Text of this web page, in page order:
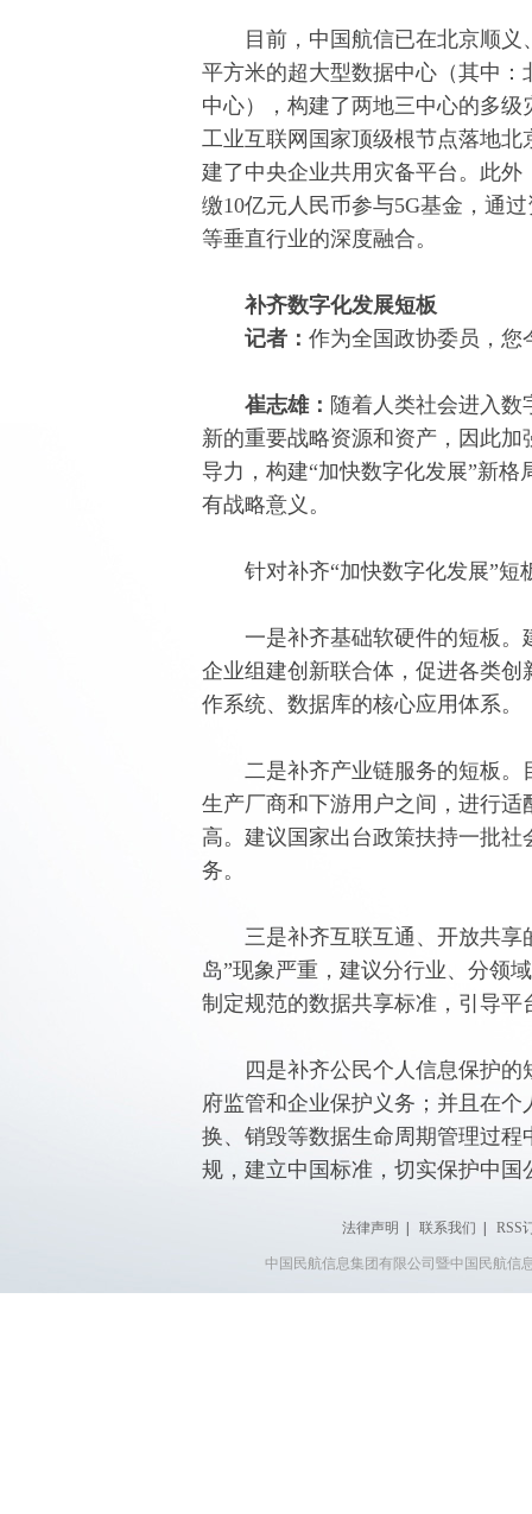
目前，中国航信已在北京顺义
平方米的超大型数据中心（其中
中心），构建了两地三中心的多
工业互联网国家顶级根节点落地
建了中央企业共用灾备平台。此
缴10亿元人民币参与5G基金，通
等垂直行业的深度融合。
补齐数字化发展短板
记者： 作为全国政协委员，您
崔志雄： 随着人类社会进入
新的重要战略资源和资产，因此
导力，构建“加快数字化发展”新
有战略意义。
针对补齐“加快数字化发展”短
一是补齐基础软硬件的短板。
企业组建创新联合体，促进各类
作系统、数据库的核心应用体系。
二是补齐产业链服务的短板。
生产厂商和下游用户之间，进行
高。建议国家出台政策扶持一批
务。
三是补齐互联互通、开放共享
岛”现象严重，建议分行业、分领
制定规范的数据共享标准，引导
四是补齐公民个人信息保护的
府监管和企业保护义务；并且在
换、销毁等数据生命周期管理过
规，建立中国标准，切实保护中国
法律声明 联系我们 RSS
中国民航信息集团有限公司暨中国民航信